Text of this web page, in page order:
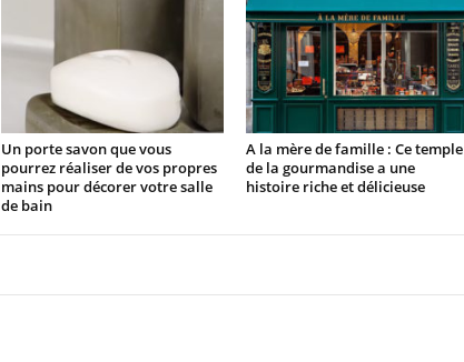
Un porte savon que vous
pourrez réaliser de vos propres
mains pour décorer votre salle
de bain
A la mère de famille : Ce temple
de la gourmandise a une
histoire riche et délicieuse